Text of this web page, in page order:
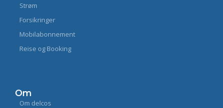
Strøm
Forsikringer
Mobilabonnement
Reise og Booking
Om
Om delcos